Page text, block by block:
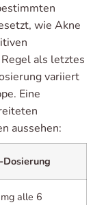
wie Akne
als letztes
variiert
Eine
aussehen:
alle 6